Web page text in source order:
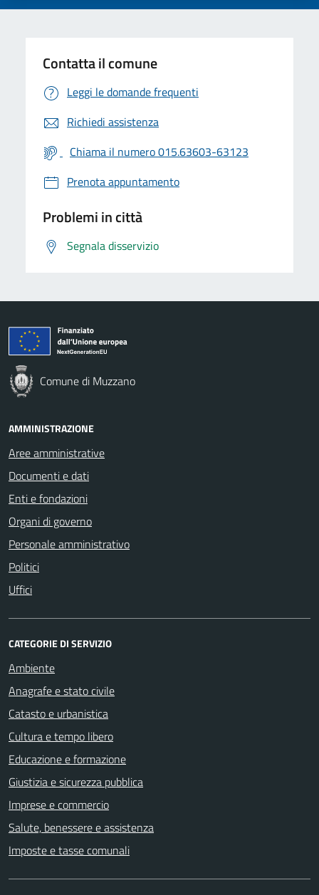
Contatta il comune
Leggi le domande frequenti
Richiedi assistenza
Chiama il numero 015.63603-63123
Prenota appuntamento
Problemi in città
Segnala disservizio
Comune di Muzzano
AMMINISTRAZIONE
Aree amministrative
Documenti e dati
Enti e fondazioni
Organi di governo
Personale amministrativo
Politici
Uffici
CATEGORIE DI SERVIZIO
Ambiente
Anagrafe e stato civile
Catasto e urbanistica
Cultura e tempo libero
Educazione e formazione
Giustizia e sicurezza pubblica
Imprese e commercio
Salute, benessere e assistenza
Imposte e tasse comunali